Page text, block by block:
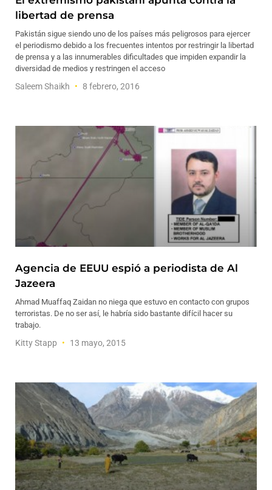
libertad de prensa
Pakistán sigue siendo uno de los países más peligrosos para ejercer
el periodismo debido a los frecuentes intentos por restringir la libertad
de prensa y a las innumerables dificultades que impiden expandir la
diversidad de medios y restringen el acceso
Saleem Shaikh 8 febrero, 2016
Agencia de EEUU espió a periodista de Al
Jazeera
Ahmad Muaffaq Zaidan no niega que estuvo en contacto con grupos
terroristas. De no ser así, le habría sido bastante difícil hacer su
trabajo.
Kitty Stapp 13 mayo, 2015